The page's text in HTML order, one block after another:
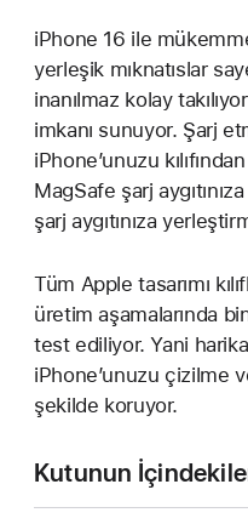
iPhone 16 ile
yerleşik mıknatıslar
inanılmaz kolay
imkanı sunuyor. Şarj
iPhone’unuzu
MagSafe şarj
şarj aygıtınıza
Tüm Apple tasarımı
üretim aşamalarında
test ediliyor. Yani
iPhone’unuzu çizilme
şekilde koruyor.
Kutunun